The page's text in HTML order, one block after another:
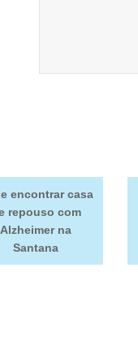
encontrar casa
repouso com
Alzheimer na
Santana